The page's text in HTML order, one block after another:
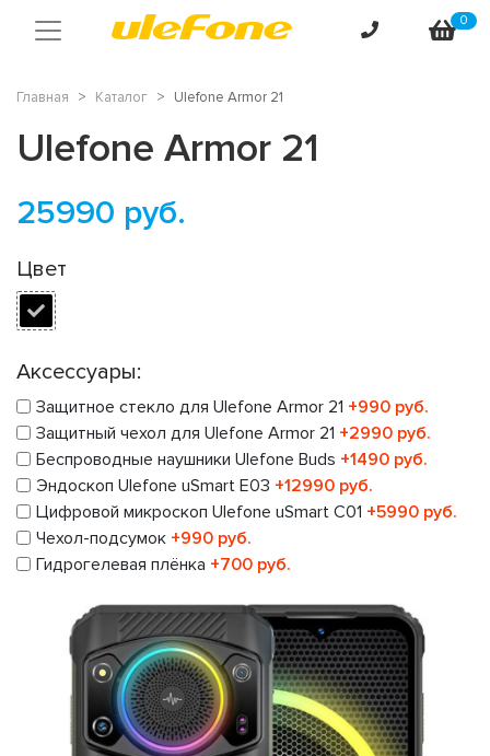
0
Главная Каталог Ulefone Armor 21
Ulefone Armor 21
25990 руб.
Цвет
Аксессуары:
Защитное стекло для Ulefone Armor 21 +990 руб.
Защитный чехол для Ulefone Armor 21 +2990 руб.
Беспроводные наушники Ulefone Buds +1490 руб.
Эндоскоп Ulefone uSmart E03 +12990 руб.
Цифровой микроскоп Ulefone uSmart C01 +5990 руб.
Чехол-подсумок +990 руб.
Гидрогелевая плёнка +700 руб.